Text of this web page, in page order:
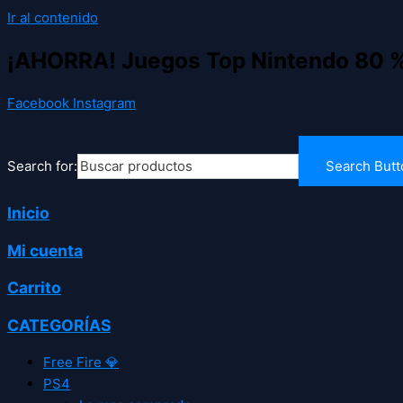
Ir al contenido
¡AHORRA! Juegos Top Nintendo 80
Facebook Instagram
Search for: Search
Inicio
Mi cuenta
Carrito
CATEGORÍAS
Free Fire 💎
PS4